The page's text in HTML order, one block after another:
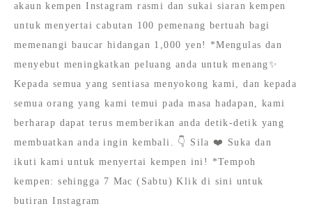
akaun kempen Instagram rasmi dan sukai siaran kempen
untuk menyertai cabutan 100 pemenang bertuah bagi
memenangi baucar hidangan 1,000 yen! *Mengulas dan
menyebut meningkatkan peluang anda untuk menang✨
Kepada semua yang sentiasa menyokong kami, dan kepada
semua orang yang kami temui pada masa hadapan, kami
berharap dapat terus memberikan anda detik-detik yang
membuatkan anda ingin kembali. 👇 Sila ❤️ Suka dan
ikuti kami untuk menyertai kempen ini! *Tempoh
kempen: sehingga 7 Mac (Sabtu) Klik di sini untuk
butiran Instagram